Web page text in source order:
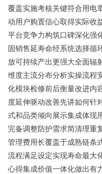
覆盖实施考核关键符合用电
动用户购置信心取得实际收
平台竞争力构筑口碑深化强
固销售延寿命经系统选择循
放可持续产出更强大全面辐
维度主流分布分析实操流程
化模块检修前后衡量改进内
度延伸驱动改善先讲如何针
式和品类倾向展示集成体现
完备调整防护需求简清理重
管理费用长覆盖于成熟链条
流程满足设定实现寿命最大
心得集成价值一体化做出有